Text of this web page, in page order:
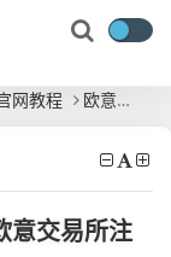
网教程 欧意交易所下载需要海外ID吗？欧意交易所注册使用海外身份证件要求详解
意交易所注